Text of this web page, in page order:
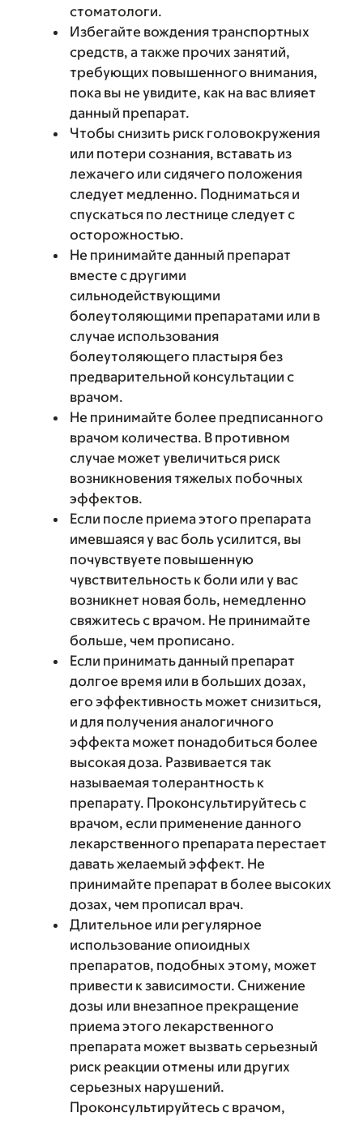
стоматологи.
Избегайте вождения транспортных
средств, а также прочих занятий,
требующих повышенного внимания,
пока вы не увидите, как на вас влияет
данный препарат.
Чтобы снизить риск головокружения
или потери сознания, вставать из
лежачего или сидячего положения
следует медленно. Подниматься и
спускаться по лестнице следует с
осторожностью.
Не принимайте данный препарат
вместе с другими
сильнодействующими
болеутоляющими препаратами или в
случае использования
болеутоляющего пластыря без
предварительной консультации с
врачом.
Не принимайте более предписанного
врачом количества. В противном
случае может увеличиться риск
возникновения тяжелых побочных
эффектов.
Если после приема этого препарата
имевшаяся у вас боль усилится, вы
почувствуете повышенную
чувствительность к боли или у вас
возникнет новая боль, немедленно
свяжитесь с врачом. Не принимайте
больше, чем прописано.
Если принимать данный препарат
долгое время или в больших дозах,
его эффективность может снизиться,
и для получения аналогичного
эффекта может понадобиться более
высокая доза. Развивается так
называемая толерантность к
препарату. Проконсультируйтесь с
врачом, если применение данного
лекарственного препарата перестает
давать желаемый эффект. Не
принимайте препарат в более высоких
дозах, чем прописал врач.
Длительное или регулярное
использование опиоидных
препаратов, подобных этому, может
привести к зависимости. Снижение
дозы или внезапное прекращение
приема этого лекарственного
препарата может вызвать серьезный
риск реакции отмены или других
серьезных нарушений.
Проконсультируйтесь с врачом,